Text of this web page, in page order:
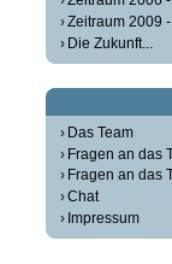
Zeitraum 2009
Die Zukunft...
Das Team
Fragen an das
Fragen an das
Chat
Impressum